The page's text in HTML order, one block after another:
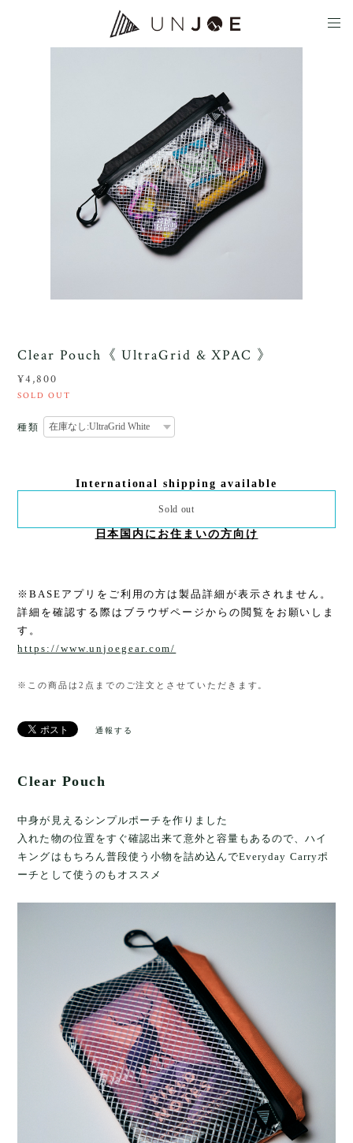
Clear Pouch《 UltraGrid & XPAC 》
¥4,800
SOLD OUT
種類
International shipping available
Sold out
日本国内にお住まいの方向け
※BASEアプリをご利用の方は製品詳細が表示されません。
詳細を確認する際はブラウザページからの閲覧をお願いしま
す。
https://www.unjoegear.com/
※この商品は2点までのご注文とさせていただきます。
通報する
Clear Pouch
中身が見えるシンプルポーチを作りました
入れた物の位置をすぐ確認出来て意外と容量もあるので、ハイ
キングはもちろん普段使う小物を詰め込んでEveryday Carryポ
ーチとして使うのもオススメ